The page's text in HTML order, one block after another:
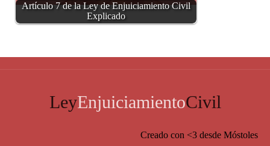
Artículo 7 de la Ley de Enjuiciamiento Civil
Explicado
LeyEnjuiciamientoCivil
Creado con <3 desde Móstoles